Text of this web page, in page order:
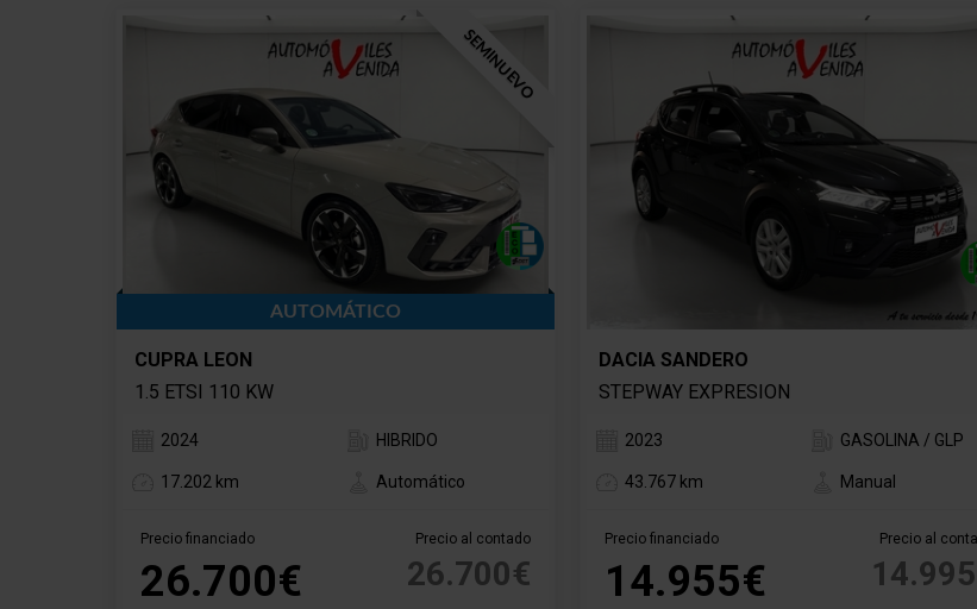
SEMINUEVO
AUTOMÁTICO
CUPRA LEON
1.5 ETSI 110 KW
2024 HIBRIDO
17.202 km Automático
Precio financiado
26.700€
Precio al contado
26.700€
DACIA SANDERO
STEPWAY EXPRESION
2023 GASOLINA / GLP
43.767 km Manual
Precio financiado
14.955€
Precio al